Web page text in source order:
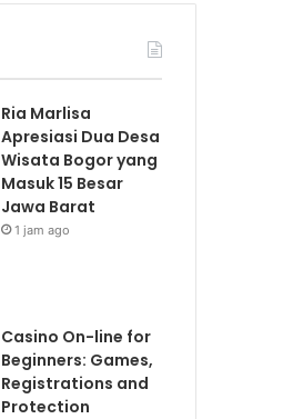
Ria Marlisa
Apresiasi Dua Desa
Wisata Bogor yang
Masuk 15 Besar
Jawa Barat
1 jam ago
Casino On-line for
Beginners: Games,
Registrations and
Protection